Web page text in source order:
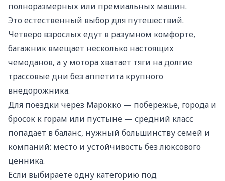
полноразмерных или премиальных машин.
Это естественный выбор для путешествий.
Четверо взрослых едут в разумном комфорте,
багажник вмещает несколько настоящих
чемоданов, а у мотора хватает тяги на долгие
трассовые дни без аппетита крупного
внедорожника.
Для поездки через Марокко — побережье, города и
бросок к горам или пустыне — средний класс
попадает в баланс, нужный большинству семей и
компаний: место и устойчивость без люксового
ценника.
Если выбираете одну категорию под